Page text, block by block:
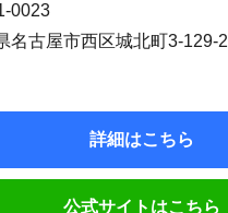
0023
名古屋市西区城北町3-129-2
詳細はこちら
公式サイトはこちら